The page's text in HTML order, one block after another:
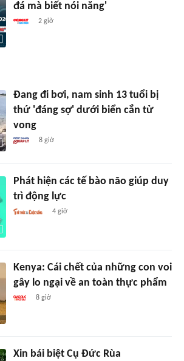
đá mà biết nói năng'
2 giờ
Đang đi bơi, nam sinh 13 tuổi bị
thứ 'đáng sợ' dưới biển cắn tử
vong
8 giờ
Phát hiện các tế bào não giúp duy
trì động lực
4 giờ
Kenya: Cái chết của những con voi
gây lo ngại về an toàn thực phẩm
8 giờ
Xin bái biệt Cụ Đức Rùa